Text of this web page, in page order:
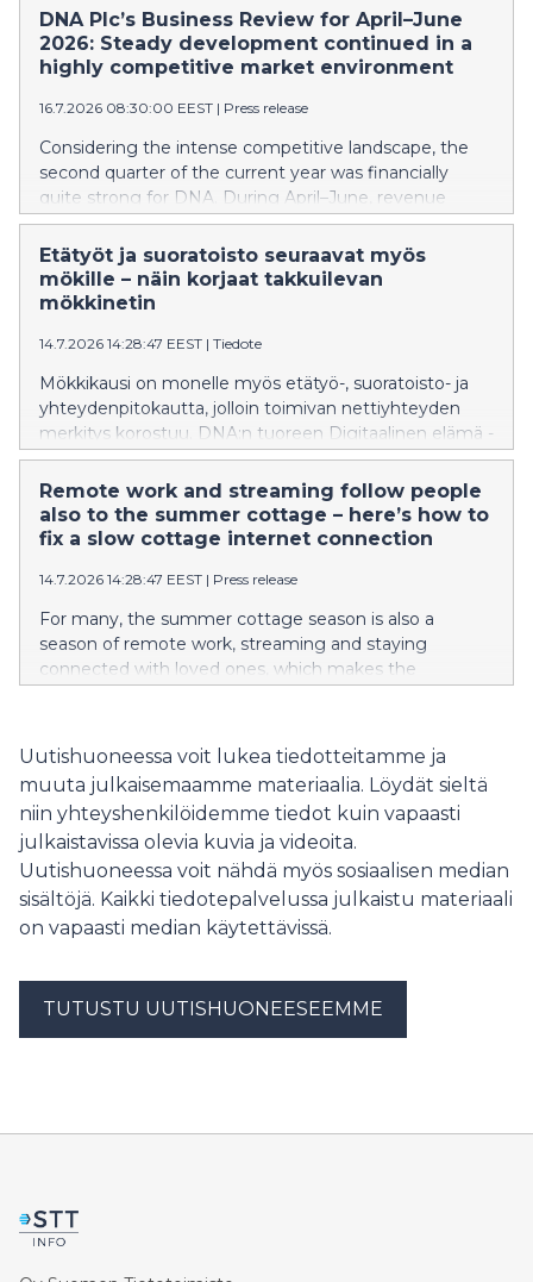
kasvoi, erityisesti kun vertailussa huomioidaan DNA:n
IoT-liiketoiminnan siirto toiseen Telenorin
konserniyhtiöön kuluvan vuoden alussa. Kiinteiden
määrät kasvoivat, mutta niiden keskilaskutus hieman
laski.
DNA Plc’s Business Review for April–June
2026: Steady development continued in a
highly competitive market environment
16.7.2026 08:30:00 EEST | Press release
Considering the intense competitive landscape, the
second quarter of the current year was financially
quite strong for DNA. During April–June, revenue
remained nearly at the same level as in the
corresponding period last year. EBITDA increased,
particularly when taking into account the transfer of
DNA’s IoT business to another Telenor Group
fixed broadband and mobile network subscriptions
increased, while their average revenue per user
declined slightly.
Etätyöt ja suoratoisto seuraavat myös
mökille – näin korjaat takkuilevan
mökkinetin
14.7.2026 14:28:47 EEST | Tiedote
Mökkikausi on monelle myös etätyö-, suoratoisto- ja
yhteydenpitokautta, jolloin toimivan nettiyhteyden
merkitys korostuu. DNA:n tuoreen Digitaalinen elämä -
tutkimuksen mukaan 21 % suomalaisista on
kohdannut haasteita nettiyhteytensä kanssa. Vaikka
ongelmia esiintyy yleisimmin kodin
internetyhteyksissä, myös mökeillä yhteyden hitaus tai
käyttäjistä. Moni ongelmista ratkeaa kuitenkin jo
yksinkertaisilla toimenpiteillä, joista helpoin on
modeemin uudelleenkäynnistys.
Remote work and streaming follow people
also to the summer cottage – here’s how to
fix a slow cottage internet connection
14.7.2026 14:28:47 EEST | Press release
For many, the summer cottage season is also a
season of remote work, streaming and staying
connected with loved ones, which makes the
Digital Life survey, 21% of Finns have encountered
challenges with their internet connection. Although
problems occur most commonly with home internet
connections, slow or non-functioning connections at
summer cottages also cause headaches for some
users. However, many of these problems can be
solved with simple measures, the easiest of which is
restarting the modem.
Uutishuoneessa voit lukea tiedotteitamme ja
muuta julkaisemaamme materiaalia. Löydät sieltä
niin yhteyshenkilöidemme tiedot kuin vapaasti
julkaistavissa olevia kuvia ja videoita.
Uutishuoneessa voit nähdä myös sosiaalisen median
sisältöjä. Kaikki tiedotepalvelussa julkaistu materiaali
on vapaasti median käytettävissä.
TUTUSTU UUTISHUONEESEEMME